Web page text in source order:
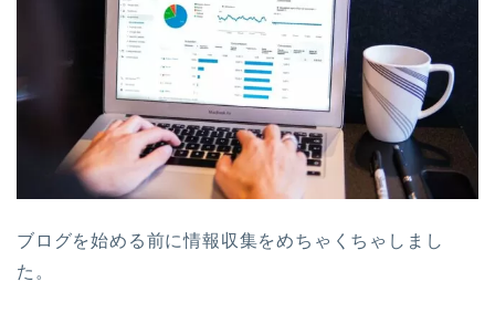
ブログを始める前に情報収集をめちゃくちゃしまし
た。